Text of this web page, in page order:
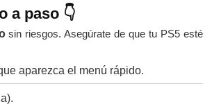
a paso 👇
sin riesgos. Asegúrate de que tu PS5 esté
aparezca el menú rápido.